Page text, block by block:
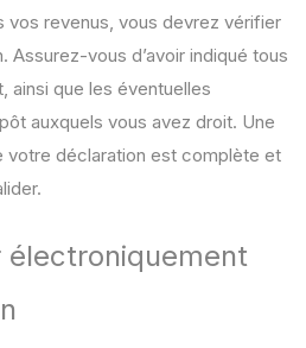
vos revenus, vous devrez vérifier
Assurez-vous d’avoir indiqué tous
ainsi que les éventuelles
auxquels vous avez droit. Une
votre déclaration est complète et
électroniquement